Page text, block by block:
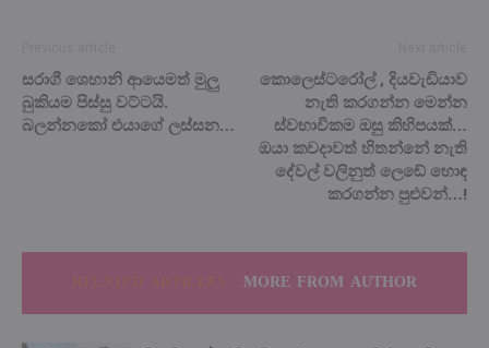
සරාගී ශෙහානි ආයෙමත් මුලු
බුකියම පිස්සු වට්ටයි.
බලන්නකෝ එයාගේ ලස්සන…
කොලෙස්ටරෝල් , දියවැඩියාව
නැති කරගන්න මෙන්න
ස්වභාවිකම ඔසු කිහිපයක්…
ඔයා කවදාවත් හිතන්නේ නැති
දේවල් වලිනුත් ලෙඩේ හොඳ
කරගන්න පුළුවන්…!
MORE FROM AUTHOR